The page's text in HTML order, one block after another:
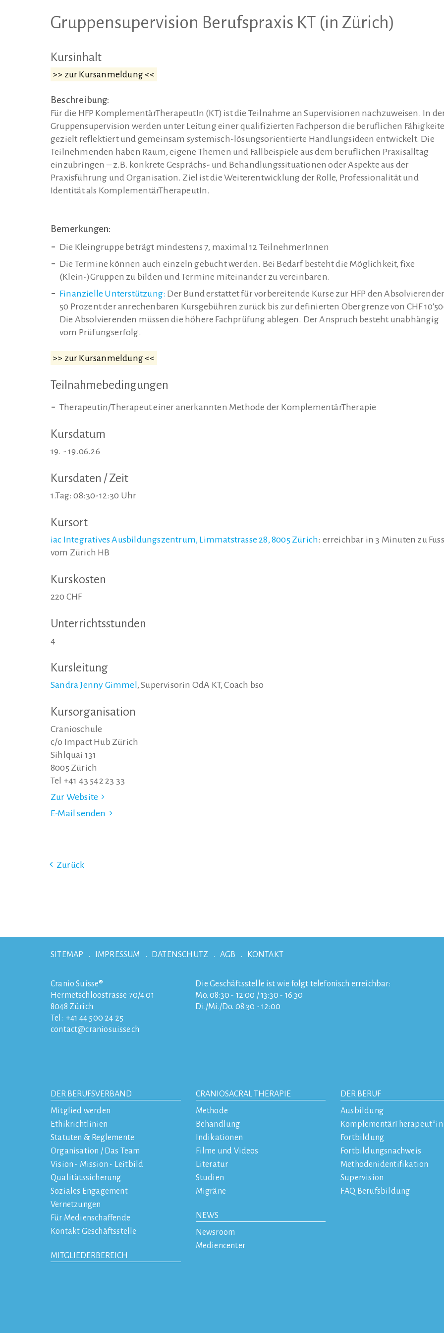
Gruppensupervision Berufspraxis KT (in Zürich)
Kursinhalt
>> zur Kursanmeldung <<
Beschreibung:
Für die HFP KomplementärTherapeutIn (KT) ist die Teilnahme an Supervisionen nachzuweisen. In
Gruppensupervision werden unter Leitung einer qualifizierten Fachperson die beruflichen
gezielt reflektiert und gemeinsam systemisch-lösungsorientierte Handlungsideen entwickelt. Die
Teilnehmenden haben Raum, eigene Themen und Fallbeispiele aus dem beruflichen Praxisalltag
einzubringen – z.B. konkrete Gesprächs- und Behandlungssituationen oder Aspekte aus der
Praxisführung und Organisation. Ziel ist die Weiterentwicklung der Rolle, Professionalität und
Identität als KomplementärTherapeutIn.
Bemerkungen:
Die Kleingruppe beträgt mindestens 7, maximal 12 TeilnehmerInnen
Die Termine können auch einzeln gebucht werden. Bei Bedarf besteht die Möglichkeit, fixe
(Klein-)Gruppen zu bilden und Termine miteinander zu vereinbaren.
Finanzielle Unterstützung: Der Bund erstattet für vorbereitende Kurse zur HFP den
50 Prozent der anrechenbaren Kursgebühren zurück bis zur definierten Obergrenze von CHF
Die Absolvierenden müssen die höhere Fachprüfung ablegen. Der Anspruch besteht unabhängig
vom Prüfungserfolg.
>> zur Kursanmeldung <<
Teilnahmebedingungen
Therapeutin/Therapeut einer anerkannten Methode der KomplementärTherapie
Kursdatum
19. - 19.06.26
Kursdaten / Zeit
1.Tag: 08:30-12:30 Uhr
Kursort
iac Integratives Ausbildungszentrum, Limmatstrasse 28, 8005 Zürich: erreichbar in 3 Minuten zu Fuss
vom Zürich HB
Kurskosten
220 CHF
Unterrichtsstunden
4
Kursleitung
Sandra Jenny Gimmel , Supervisorin OdA KT, Coach bso
Kursorganisation
Cranioschule
c/o Impact Hub Zürich
Sihlquai 131
8005 Zürich
Tel +41 43 542 23 33
Zur Website
E-Mail senden
Zurück
SITEMAP IMPRESSUM DATENSCHUTZ AGB KONTAKT
Cranio Suisse®
Hermetschloostrasse 70/4.01
8048 Zürich
Tel: +41 44 500 24 25
contact
craniosuisse.ch
Die Geschäftsstelle ist wie folgt telefonisch erreichbar:
Mo. 08:30 - 12:00 / 13:30 - 16:30
Di./Mi./Do. 08:30 - 12:00
DER BERUFSVERBAND
Mitglied werden
Ethikrichtlinien
Statuten & Reglemente
Organisation / Das Team
Vision - Mission - Leitbild
Qualitätssicherung
Soziales Engagement
Vernetzungen
Für Medienschaffende
Kontakt Geschäftsstelle
MITGLIEDERBEREICH
CRANIOSACRAL THERAPIE
Methode
Behandlung
Indikationen
Filme und Videos
Literatur
Studien
Migräne
NEWS
Newsroom
Mediencenter
DER BERUF
Ausbildung
KomplementärTherapeut*in
Fortbildung
Fortbildungsnachweis
Methodenidentifikation
Supervision
FAQ Berufsbildung